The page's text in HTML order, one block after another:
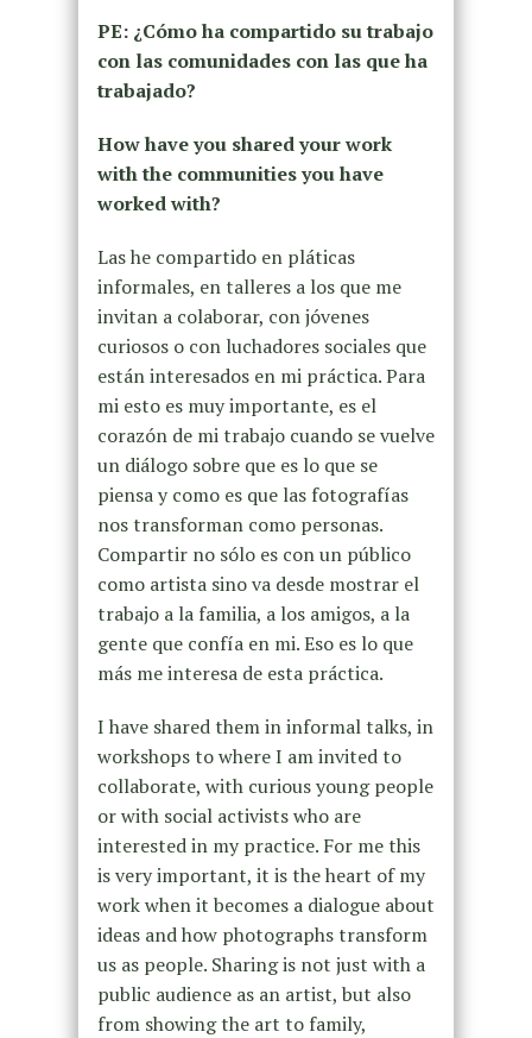
PE: ¿Cómo ha compartido su trabajo
con las comunidades con las que ha
trabajado?
How have you shared your work
with the communities you have
worked with?
Las he compartido en pláticas
informales, en talleres a los que me
invitan a colaborar, con jóvenes
curiosos o con luchadores sociales que
están interesados en mi práctica. Para
mi esto es muy importante, es el
corazón de mi trabajo cuando se vuelve
un diálogo sobre que es lo que se
piensa y como es que las fotografías
nos transforman como personas.
Compartir no sólo es con un público
como artista sino va desde mostrar el
trabajo a la familia, a los amigos, a la
gente que confía en mi. Eso es lo que
más me interesa de esta práctica.
I have shared them in informal talks, in
workshops to where I am invited to
collaborate, with curious young people
or with social activists who are
interested in my practice. For me this
is very important, it is the heart of my
work when it becomes a dialogue about
ideas and how photographs transform
us as people. Sharing is not just with a
public audience as an artist, but also
from showing the art to family,